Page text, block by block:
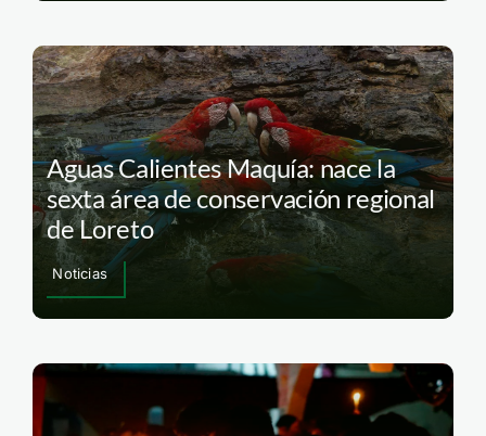
Aguas Calientes Maquía: nace la
sexta área de conservación regional
de Loreto
Noticias